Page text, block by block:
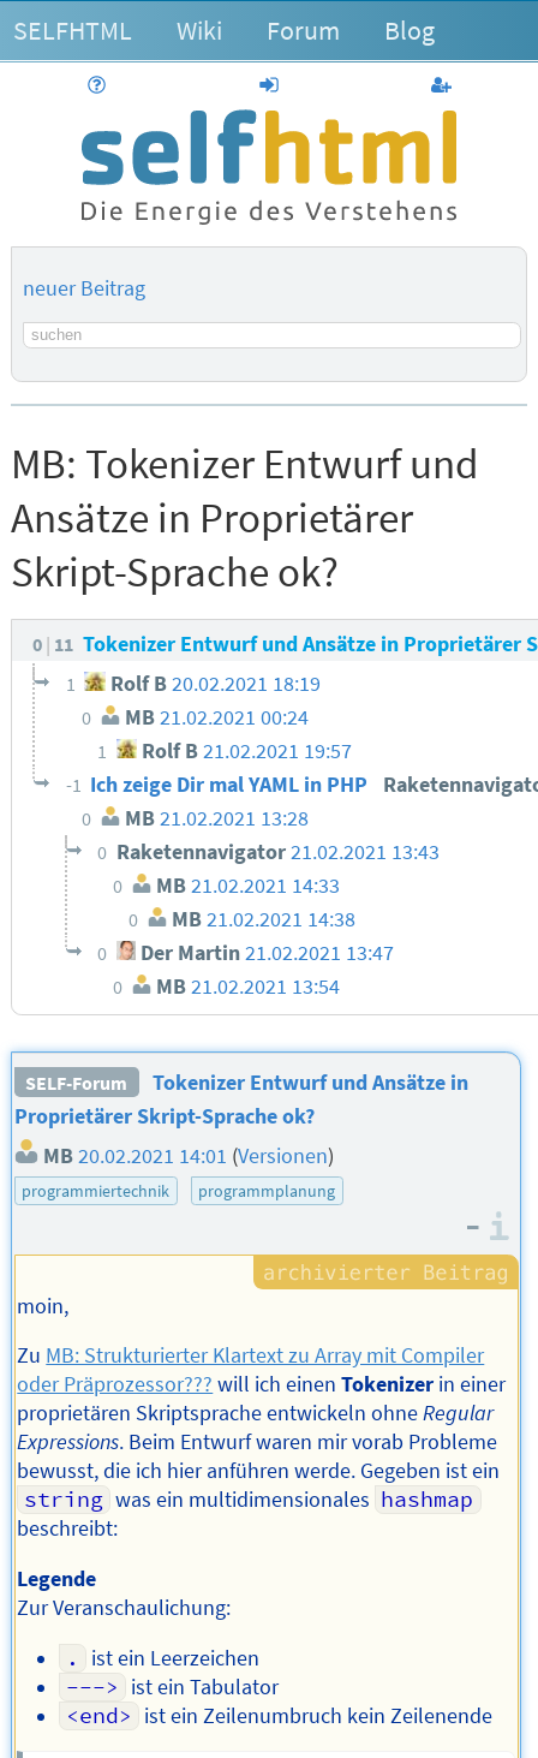
SELFHTML Wiki Forum Blog
anmelden
neuer Beitrag
Suchbegriff
MB: Tokenizer Entwurf und
Ansätze in Proprietärer
Skript-Sprache ok?
0 11 Tokenizer Entwurf und Ansätze in Proprietärer
1 Rolf B20.02.2021 18:19
0 MB 21.02.2021 00:24
1 Rolf B 21.02.2021 19:57
-1 Ich zeige Dir mal YAML in PHP
0 MB 21.02.2021 13:28
0 Raketennavigator21.02.2021 13:43
0 MB21.02.2021 14:33
0 MB21.02.2021 14:38
0 Der Martin21.02.2021 13:47
0 MB21.02.2021 13:54
SELF-Forum
Tokenizer Entwurf und Ansätze in
Proprietärer Skript-Sprache ok?
MB 20.02.2021 14:01 (Versionen)
programmiertechnik programmplanung
–
moin,
Zu MB: Strukturierter Klartext zu Array mit Compiler
oder Präprozessor??? will ich einenTokenizer in einer
proprietären Skriptsprache entwickeln ohneRegular
Expressions. Beim Entwurf waren mir vorab Probleme
bewusst, die ich hier anführen werde. Gegeben ist ein
string was ein multidimensionales hashmap
beschreibt:
Legende
Zur Veranschaulichung:
.
ist ein Leerzeichen
---> ist ein Tabulator
<end> ist ein Zeilenumbruch kein Zeilenende